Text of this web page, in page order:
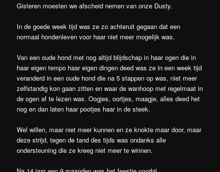
Gisteren moesten we afscheid nemen van onze Dusty.
In de goede week tijd was ze zo achteruit gegaan dat een
normaal hondenleven voor haar niet meer mogelijk was.
Van een oude hond met nog altijd blijdschap in haar ogen die in
haar eigen tempo haar eigen dingen deed was ze in een week tijd
veranderd in een oude hond die na 5 stappen op was, niet meer
zelfstandig kon gaan zitten en waar de wanhoop met regelmaat in
de ogen af te lezen was. Oogjes, oortjes, maagje, alles deed het
nog en dan laten haar pootjes haar in de steek.
Wel willen, maar niet meer kunnen en ze knokte maar door, maar
deze strijd, tegen de tand des tijds was ondanks alle
ondersteuning die ze kreeg niet meer te winnen.